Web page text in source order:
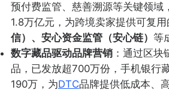
预付费监管、慈善溯源等关键领域
1.8万亿元，为跨境卖家提供可复用
信）、安心资金监管（安心链） 等
数字藏品驱动品牌营销：通过区块
品，已发放超700万份，手机银行
190万，为DTC品牌提供低成本、